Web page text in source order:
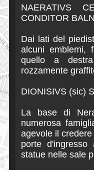
NAERATIVS
CONDITOR
Dai lati del
alcuni emblemi,
quello a
rozzamente
DIONISIVS (sic)
La base di
numerosa
agevole il
porte d'ingresso
statue nelle sale